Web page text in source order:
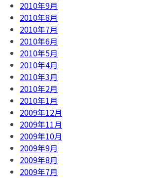
2010年9月
2010年8月
2010年7月
2010年6月
2010年5月
2010年4月
2010年3月
2010年2月
2010年1月
2009年12月
2009年11月
2009年10月
2009年9月
2009年8月
2009年7月